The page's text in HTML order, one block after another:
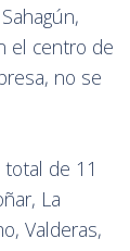
el centro de
no se
de 11
La
Valderas,